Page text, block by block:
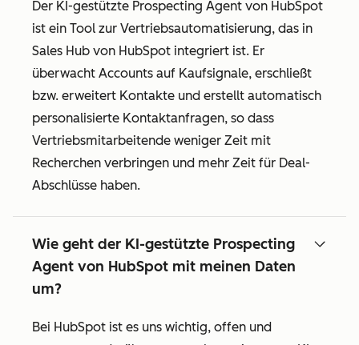
Der KI-gestützte Prospecting Agent von HubSpot
ist ein Tool zur Vertriebsautomatisierung, das in
Sales Hub von HubSpot integriert ist. Er
überwacht Accounts auf Kaufsignale, erschließt
bzw. erweitert Kontakte und erstellt automatisch
personalisierte Kontaktanfragen, so dass
Vertriebsmitarbeitende weniger Zeit mit
Recherchen verbringen und mehr Zeit für Deal-
Abschlüsse haben.
Wie geht der KI-gestützte Prospecting
Agent von HubSpot mit meinen Daten
um?
Bei HubSpot ist es uns wichtig, offen und